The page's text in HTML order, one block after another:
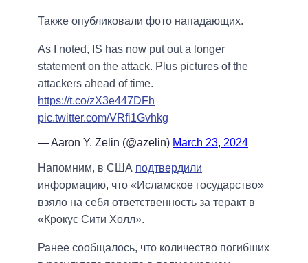
Также опубликовали фото нападающих.
As I noted, IS has now put out a longer
statement on the attack. Plus pictures of the
attackers ahead of time.
https://t.co/zX3e447DFh
pic.twitter.com/VRfi1Gvhkg
— Aaron Y. Zelin (@azelin) March 23, 2024
Напомним, в США подтвердили
информацию, что «Исламское государство»
взяло на себя ответственность за теракт в
«Крокус Сити Холл».
Ранее сообщалось, что количество погибших